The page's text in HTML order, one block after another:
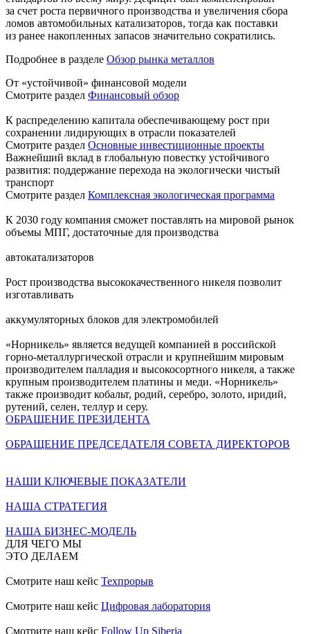
за счет роста первичного производства и увеличения сбора
ломов автомобильных катализаторов, тогда как поставки
из ранее накопленных запасов значительно сократились.
Подробнее в разделе Обзор рынка металлов
От «устойчивой» финансовой модели
Смотрите раздел Финансовый обзор
К распределению капитала обеспечивающему рост при
сохранении лидирующих в отрасли показателей
Смотрите раздел Основные инвестиционные проекты
Важнейший вклад в глобальную повестку устойчивого
развития: поддержание перехода на экологически чистый
транспорт
Смотрите раздел Комплексная экологическая программа
К 2030 году компания сможет поставлять на мировой рынок
объемы МПГ, достаточные для производства
автокатализаторов
Рост производства высококачественного никеля позволит
изготавливать
аккумуляторных блоков для электромобилей
«Норникель» является ведущей компанией в российской
горно-металлургической отрасли и крупнейшим мировым
производителем палладия и высокосортного никеля, а также
крупным производителем платины и меди. «Норникель»
также производит кобальт, родий, серебро, золото, иридий,
рутений, селен, теллур и серу.
ОБРАЩЕНИЕ ПРЕЗИДЕНТА
ОБРАЩЕНИЕ ПРЕДСЕДАТЕЛЯ СОВЕТА ДИРЕКТОРОВ
НАШИ КЛЮЧЕВЫЕ ПОКАЗАТЕЛИ
НАША СТРАТЕГИЯ
НАША БИЗНЕС-МОДЕЛЬ
ДЛЯ ЧЕГО МЫ
ЭТО ДЕЛАЕМ
Смотрите наш кейс Техпрорыв
Смотрите наш кейс Цифровая лаборатория
Смотрите наш кейс Follow Up Siberia